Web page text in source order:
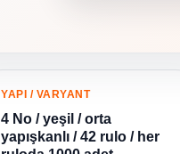
YAPI / VARYANT
4 No / yeşil / orta
yapışkanlı / 42 rulo / her